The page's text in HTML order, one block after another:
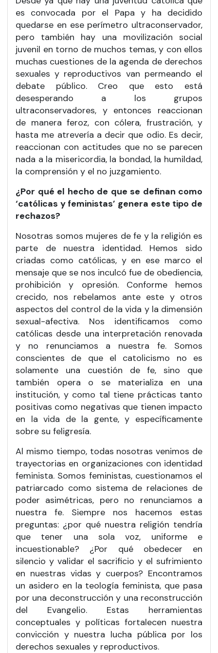
es convocada por el Papa y ha decidido
quedarse en ese perímetro ultraconservador,
pero también hay una movilización social
juvenil en torno de muchos temas, y con ellos
muchas cuestiones de la agenda de derechos
sexuales y reproductivos van permeando el
debate público. Creo que esto está
desesperando a los grupos
ultraconservadores, y entonces reaccionan
de manera feroz, con cólera, frustración, y
hasta me atrevería a decir que odio. Es decir,
reaccionan con actitudes que no se parecen
nada a la misericordia, la bondad, la humildad,
la comprensión y el no juzgamiento.
¿Por qué el hecho de que se definan como
‘católicas y feministas’ genera este tipo de
rechazos?
Nosotras somos mujeres de fe y la religión es
parte de nuestra identidad. Hemos sido
criadas como católicas, y en ese marco el
mensaje que se nos inculcó fue de obediencia,
prohibición y opresión. Conforme hemos
crecido, nos rebelamos ante este y otros
aspectos del control de la vida y la dimensión
sexual-afectiva. Nos identificamos como
católicas desde una interpretación renovada
y no renunciamos a nuestra fe. Somos
conscientes de que el catolicismo no es
solamente una cuestión de fe, sino que
también opera o se materializa en una
institución, y como tal tiene prácticas tanto
positivas como negativas que tienen impacto
en la vida de la gente, y específicamente
sobre su feligresía.
Al mismo tiempo, todas nosotras venimos de
trayectorias en organizaciones con identidad
feminista. Somos feministas, cuestionamos el
patriarcado como sistema de relaciones de
poder asimétricas, pero no renunciamos a
nuestra fe. Siempre nos hacemos estas
preguntas: ¿por qué nuestra religión tendría
que tener una sola voz, uniforme e
incuestionable? ¿Por qué obedecer en
silencio y validar el sacrificio y el sufrimiento
en nuestras vidas y cuerpos? Encontramos
un asidero en la teología feminista, que pasa
por una deconstrucción y una reconstrucción
del Evangelio. Estas herramientas
conceptuales y políticas fortalecen nuestra
convicción y nuestra lucha pública por los
derechos sexuales y reproductivos.